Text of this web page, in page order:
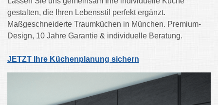
gestalten, die Ihren Lebensstil perfekt ergänzt.
Maßgeschneiderte Traumküchen in München. Premium-
Design, 10 Jahre Garantie & individuelle Beratung.
JETZT Ihre Küchenplanung sichern